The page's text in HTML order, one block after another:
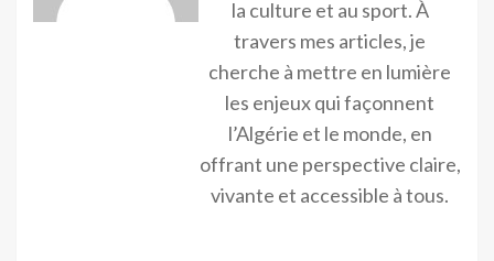
la culture et au sport. À
travers mes articles, je
cherche à mettre en lumière
les enjeux qui façonnent
l’Algérie et le monde, en
offrant une perspective claire,
vivante et accessible à tous.